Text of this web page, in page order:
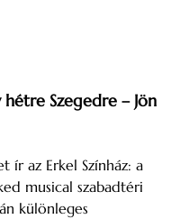
Szegedre – Jön
ír az Erkel Színház: a
musical szabadtéri
különleges